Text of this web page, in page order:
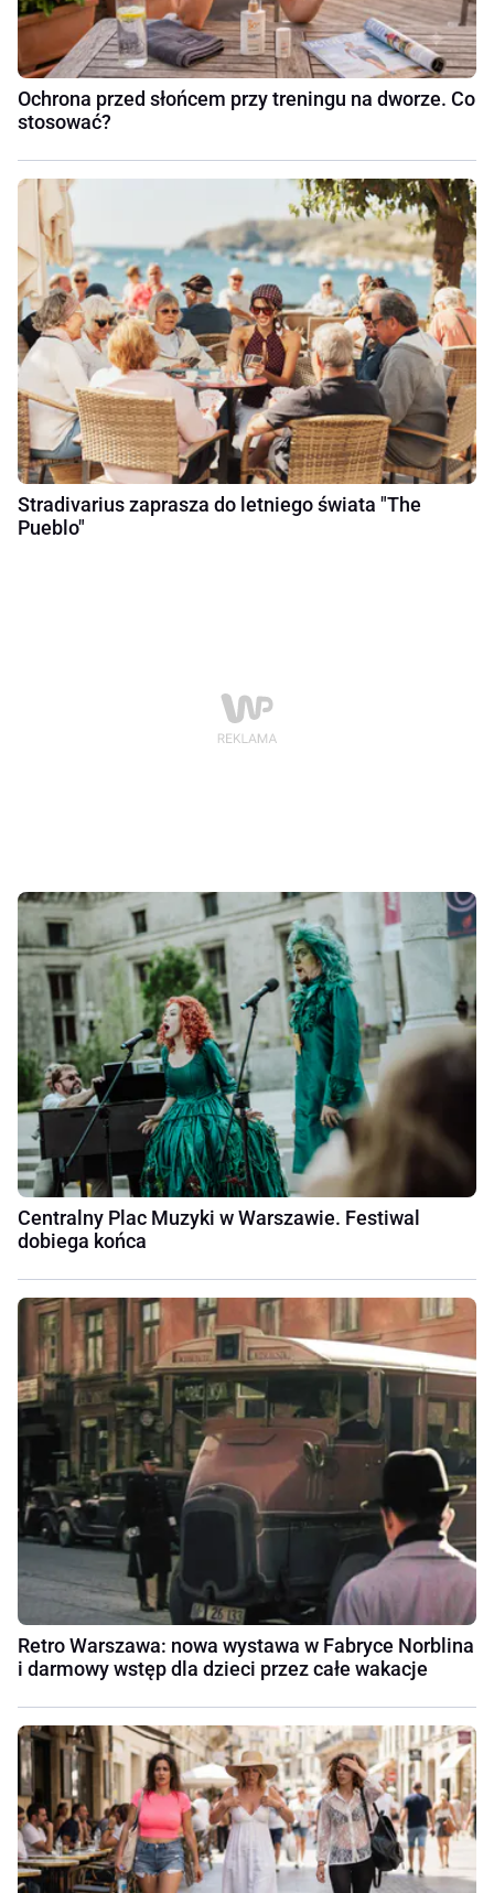
Ochrona przed słońcem przy treningu na dworze. Co
stosować?
Stradivarius zaprasza do letniego świata "The
Pueblo"
Centralny Plac Muzyki w Warszawie. Festiwal
dobiega końca
Retro Warszawa: nowa wystawa w Fabryce Norblina
i darmowy wstęp dla dzieci przez całe wakacje